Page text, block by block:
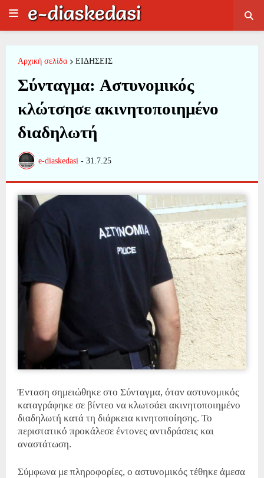
Αρχική σελίδα ΕΙΔΗΣΕΙΣ
Σύνταγμα: Aστυνομικός
κλώτσησε ακινητοποιημένο
διαδηλωτή
e-diaskedasi - 31.7.25
Ένταση σημειώθηκε στο Σύνταγμα, όταν αστυνομικός
καταγράφηκε σε βίντεο να κλωτσάει ακινητοποιημένο
διαδηλωτή κατά τη διάρκεια κινητοποίησης. Το
περιστατικό προκάλεσε έντονες αντιδράσεις και
αναστάτωση.
Σύμφωνα με πληροφορίες, ο αστυνομικός τέθηκε άμεσα